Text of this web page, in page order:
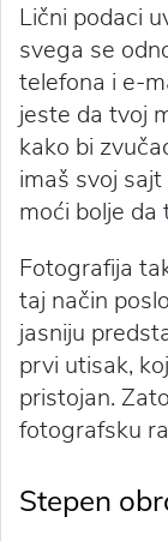
Lični podaci
svega se
telefona i e-
jeste da tvoj
kako bi
imaš svoj
moći bolje da
Fotografija
taj način
jasniju
prvi utisak,
pristojan.
fotografsku
Stepen